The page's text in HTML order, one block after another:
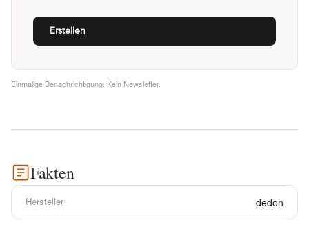
Einmalige Benachrichtigung. Kein Newsletter.
Fakten
Hersteller dedon